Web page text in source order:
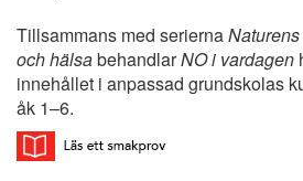
Tillsammans med serierna
och hälsabehandlarNO i vardagen
innehållet i anpassad grundskolas
åk 1–6.